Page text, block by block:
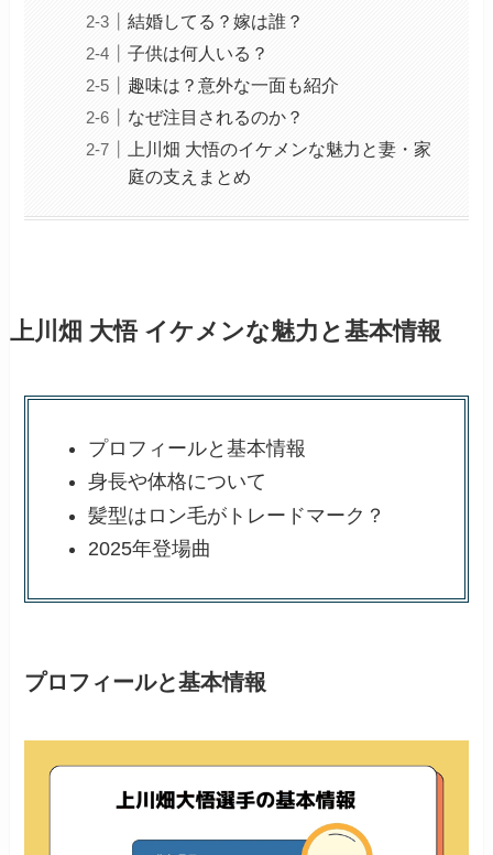
結婚してる？嫁は誰？
子供は何人いる？
趣味は？意外な一面も紹介
なぜ注目されるのか？
上川畑 大悟のイケメンな魅力と妻・家
庭の支えまとめ
上川畑 大悟 イケメンな魅力と基本情報
プロフィールと基本情報
身長や体格について
髪型はロン毛がトレードマーク？
2025年登場曲
プロフィールと基本情報